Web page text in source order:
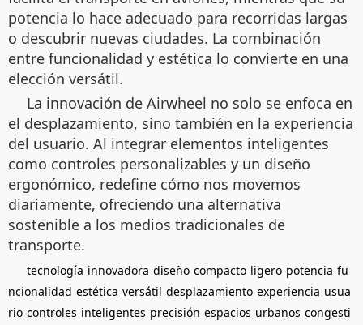
potencia lo hace adecuado para recorridas largas
o descubrir nuevas ciudades. La combinación
entre funcionalidad y estética lo convierte en una
elección versátil.
La innovación de Airwheel no solo se enfoca en
el desplazamiento, sino también en la experiencia
del usuario. Al integrar elementos inteligentes
como controles personalizables y un diseño
ergonómico, redefine cómo nos movemos
diariamente, ofreciendo una alternativa
sostenible a los medios tradicionales de
transporte.
tecnología innovadora diseño compacto ligero potencia fu
ncionalidad estética versátil desplazamiento experiencia usua
rio controles inteligentes precisión espacios urbanos congesti